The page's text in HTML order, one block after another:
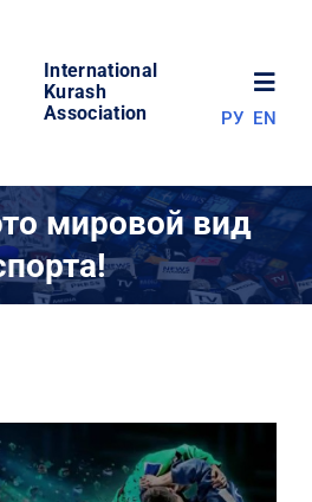
International
Kurash
Association
РУ EN
мировой вид